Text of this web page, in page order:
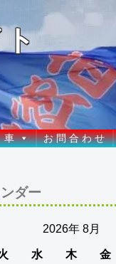
お 問 合 わ せ
ダー
2026年 8月
水 木 金